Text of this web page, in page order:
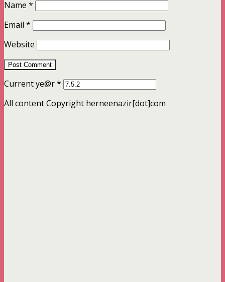
Name *
Email *
Website
Current ye@r*
All content Copyright herneenazir[dot]com